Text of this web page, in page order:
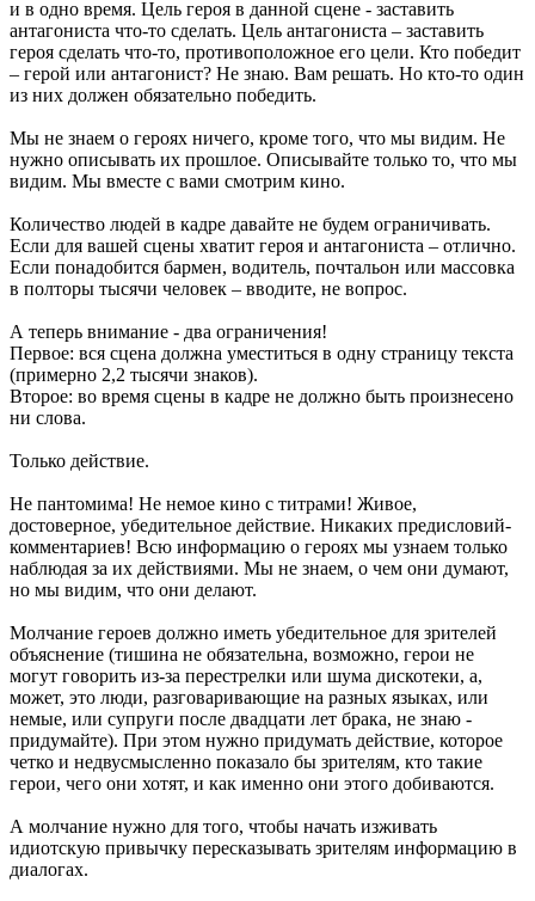
и в одно время. Цель героя в данной сцене - заставить
антагониста что-то сделать. Цель антагониста – заставить
героя сделать что-то, противоположное его цели. Кто победит
– герой или антагонист? Не знаю. Вам решать. Но кто-то один
из них должен обязательно победить.
Мы не знаем о героях ничего, кроме того, что мы видим. Не
нужно описывать их прошлое. Описывайте только то, что мы
видим. Мы вместе с вами смотрим кино.
Количество людей в кадре давайте не будем ограничивать.
Если для вашей сцены хватит героя и антагониста – отлично.
Если понадобится бармен, водитель, почтальон или массовка
в полторы тысячи человек – вводите, не вопрос.
А теперь внимание - два ограничения!
Первое: вся сцена должна уместиться в одну страницу текста
(примерно 2,2 тысячи знаков).
Второе: во время сцены в кадре не должно быть произнесено
ни слова.
Только действие.
Не пантомима! Не немое кино с титрами! Живое,
достоверное, убедительное действие. Никаких предисловий-
комментариев! Всю информацию о героях мы узнаем только
наблюдая за их действиями. Мы не знаем, о чем они думают,
но мы видим, что они делают.
Молчание героев должно иметь убедительное для зрителей
объяснение (тишина не обязательна, возможно, герои не
могут говорить из-за перестрелки или шума дискотеки, а,
может, это люди, разговаривающие на разных языках, или
немые, или супруги после двадцати лет брака, не знаю -
придумайте). При этом нужно придумать действие, которое
четко и недвусмысленно показало бы зрителям, кто такие
герои, чего они хотят, и как именно они этого добиваются.
А молчание нужно для того, чтобы начать изживать
идиотскую привычку пересказывать зрителям информацию в
диалогах.